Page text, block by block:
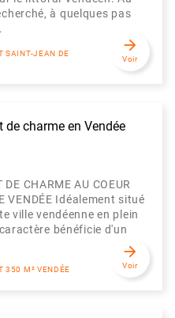
à quelques pas
SAINT-JEAN DE
arrow_forward
Voir
charme en Vendée
CHARME AU COEUR
VENDÉE Idéalement situé
ville vendéenne en plein
bénéficie d'un
350 M² VENDÉE
arrow_forward
Voir